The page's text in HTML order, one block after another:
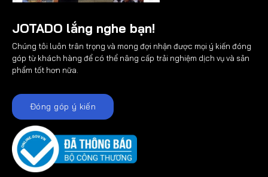
JOTADO lắng nghe bạn!
Chúng tôi luôn trân trọng và mong đợi nhận được mọi ý kiến đóng
góp từ khách hàng để có thể nâng cấp trải nghiệm dịch vụ và sản
phẩm tốt hơn nữa.
Đóng góp ý kiến